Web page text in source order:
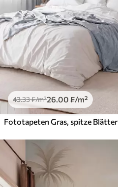
43.33₣/m²26.00 ₣/m²
Fototapeten Gras, spitze Blätter